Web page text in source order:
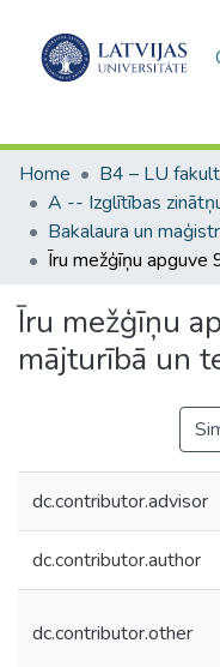
Home
Īru mežģīņu
mājturībā un
dc.contributor.advisor
dc.contributor.author
dc.contributor.other